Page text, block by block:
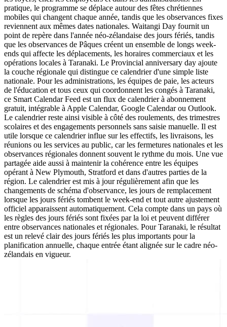
pratique, le programme se déplace autour des fêtes chrétiennes
mobiles qui changent chaque année, tandis que les observances fixes
reviennent aux mêmes dates nationales. Waitangi Day fournit un
point de repère dans l'année néo-zélandaise des jours fériés, tandis
que les observances de Pâques créent un ensemble de longs week-
ends qui affecte les déplacements, les horaires commerciaux et les
opérations locales à Taranaki. Le Provincial anniversary day ajoute
la couche régionale qui distingue ce calendrier d'une simple liste
nationale. Pour les administrations, les équipes de paie, les acteurs
de l'éducation et tous ceux qui coordonnent les congés à Taranaki,
ce Smart Calendar Feed est un flux de calendrier à abonnement
gratuit, intégrable à Apple Calendar, Google Calendar ou Outlook.
Le calendrier reste ainsi visible à côté des roulements, des trimestres
scolaires et des engagements personnels sans saisie manuelle. Il est
utile lorsque ce calendrier influe sur les effectifs, les livraisons, les
réunions ou les services au public, car les fermetures nationales et les
observances régionales donnent souvent le rythme du mois. Une vue
partagée aide aussi à maintenir la cohérence entre les équipes
opérant à New Plymouth, Stratford et dans d'autres parties de la
région. Le calendrier est mis à jour régulièrement afin que les
changements de schéma d'observance, les jours de remplacement
lorsque les jours fériés tombent le week-end et tout autre ajustement
officiel apparaissent automatiquement. Cela compte dans un pays où
les règles des jours fériés sont fixées par la loi et peuvent différer
entre observances nationales et régionales. Pour Taranaki, le résultat
est un relevé clair des jours fériés les plus importants pour la
planification annuelle, chaque entrée étant alignée sur le cadre néo-
zélandais en vigueur.